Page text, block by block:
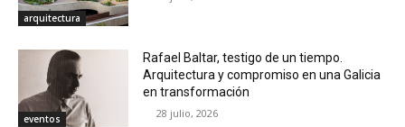
arquitectura
eventos
Rafael Baltar, testigo de un tiempo.
Arquitectura y compromiso en una Galicia
en transformación
28 julio, 2026